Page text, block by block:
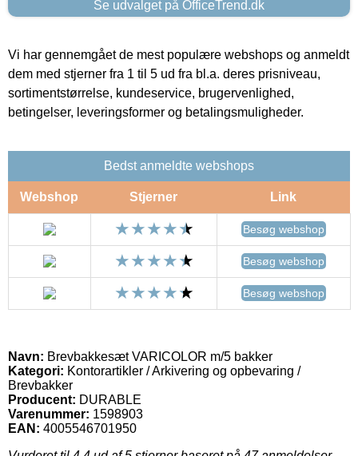
Se udvalget på OfficeTrend.dk
Vi har gennemgået de mest populære webshops og anmeldt
dem med stjerner fra 1 til 5 ud fra bl.a. deres prisniveau,
sortimentstørrelse, kundeservice, brugervenlighed,
betingelser, leveringsformer og betalingsmuligheder.
Bedst anmeldte webshops
Webshop Stjerner Link
Besøg webshop
Besøg webshop
Besøg webshop
Navn: Brevbakkesæt VARICOLOR m/5 bakker
Kategori: Kontorartikler / Arkivering og opbevaring /
Brevbakker
Producent: DURABLE
Varenummer: 1598903
EAN: 4005546701950